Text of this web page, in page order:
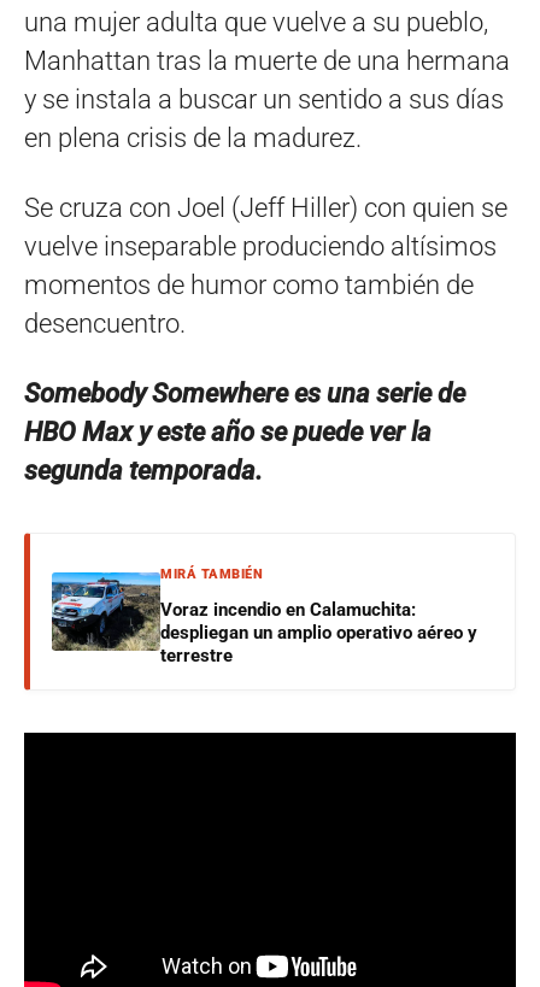
una mujer adulta que vuelve a su pueblo,
Manhattan tras la muerte de una hermana
y se instala a buscar un sentido a sus días
en plena crisis de la madurez.
Se cruza con Joel (Jeff Hiller) con quien se
vuelve inseparable produciendo altísimos
momentos de humor como también de
desencuentro.
Somebody Somewhere es una serie de
HBO Max y este año se puede ver la
segunda temporada.
MIRÁ TAMBIÉN
Voraz incendio en Calamuchita:
despliegan un amplio operativo aéreo y
terrestre